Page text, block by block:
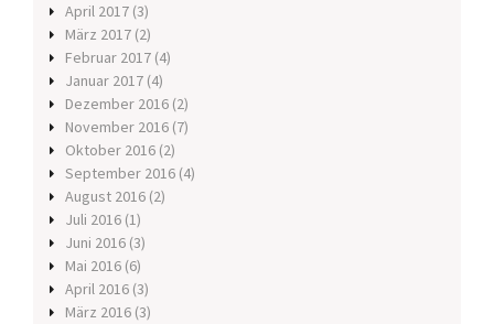
April 2017 (3)
März 2017 (2)
Februar 2017 (4)
Januar 2017 (4)
Dezember 2016 (2)
November 2016 (7)
Oktober 2016 (2)
September 2016 (4)
August 2016 (2)
Juli 2016 (1)
Juni 2016 (3)
Mai 2016 (6)
April 2016 (3)
März 2016 (3)